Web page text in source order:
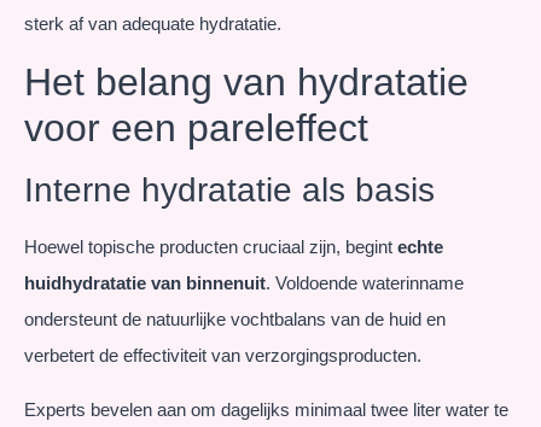
sterk af van adequate hydratatie.
Het belang van hydratatie
voor een pareleffect
Interne hydratatie als basis
Hoewel topische producten cruciaal zijn, begint echte
huidhydratatie van binnenuit. Voldoende waterinname
ondersteunt de natuurlijke vochtbalans van de huid en
verbetert de effectiviteit van verzorgingsproducten.
Experts bevelen aan om dagelijks minimaal twee liter water te